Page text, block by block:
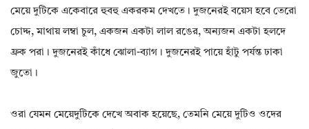
মেয়ে দুটিকে একেবারে হুবহু একরকম দেখতে। দুজনেরই বয়েস হবে তেরো
চোদ্দ, মাথায় লম্বা চুল, একজন একটা লাল রঙের, অন্যজন একটা হলদে
ফ্রক পরা। দুজনেরই কাঁধে ঝোলা-ব্যাগ। দুজনেরই পায়ে হাঁটু পর্যন্ত ঢাকা
জুতো।
ওরা যেমন মেয়েদুটিকে দেখে অবাক হয়েছে, তেমনি মেয়ে দুটিও ওদের